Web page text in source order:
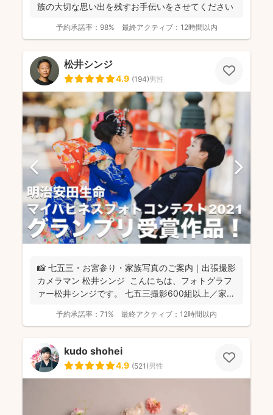
族の大切な思い出を残すお手伝いをさせてください
予約承諾率： 98% 最終アクティブ： 12時間以内
松井シンジ
4.9 (194)男性
📸 七五三・お宮参り・家族写真のご案内｜出張撮影
カメラマン 松井シンジ こんにちは、フォトグラフ
ァー松井シンジです。 七五三撮影600組以上／家
予約承諾率： 71% 最終アクティブ： 12時間以内
kudo shohei
4.9 (521)男性